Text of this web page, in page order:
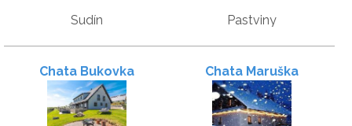
Sudín Pastviny
Chata Bukovka Chata Maruška